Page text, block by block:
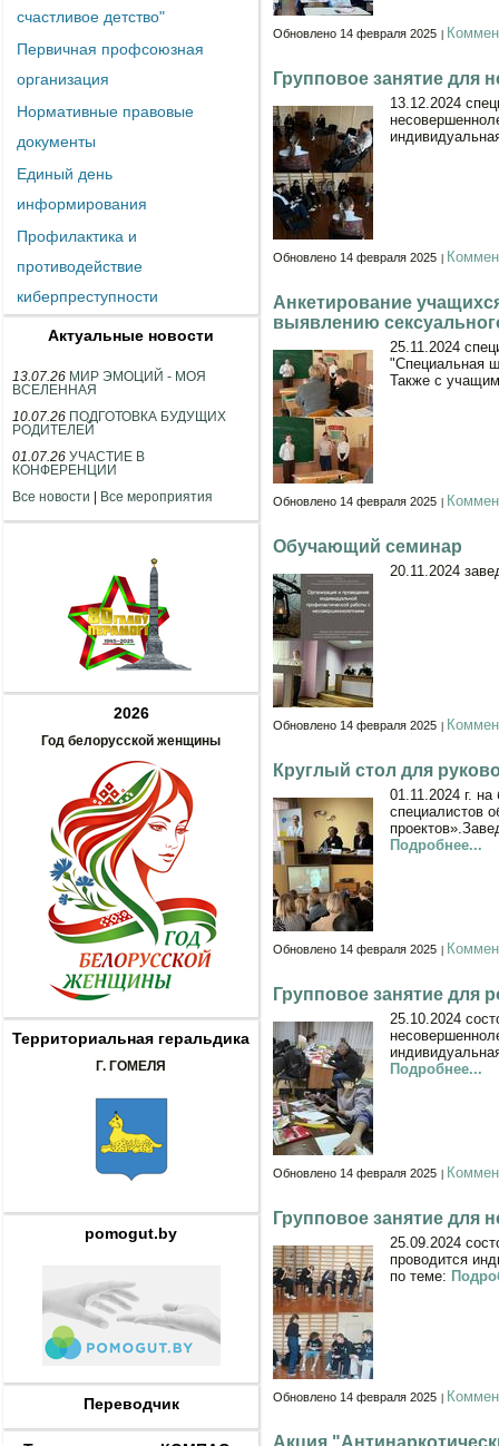
счастливое детство"
Первичная профсоюзная
организация
Нормативные правовые
документы
Единый день
информирования
Профилактика и
противодействие
киберпреступности
Актуальные новости
13.07.26 МИР ЭМОЦИЙ - МОЯ
ВСЕЛЕННАЯ
10.07.26 ПОДГОТОВКА БУДУЩИХ
РОДИТЕЛЕЙ
01.07.26 УЧАСТИЕ В
КОНФЕРЕНЦИИ
Все новости
Все мероприятия
2026
Год белорусской женщины
Территориальная геральдика
Г. ГОМЕЛЯ
pomogut.by
Переводчик
Обновлено 14 февраля 2025
Групповое занятие для
13.12.2024
Обновлено 14 февраля 2025
Анкетирование
выявлению
25.11.2024
"Специальная
Также с
Обновлено 14 февраля 2025
Обучающий семинар
20.11.2024
Обновлено 14 февраля 2025
Круглый стол для
01.11.2024 г.
специалистов
Подробнее...
Обновлено 14 февраля 2025
Групповое занятие для
25.10.2024
Подробнее...
Обновлено 14 февраля 2025
Групповое занятие для
25.09.2024
проводится
по теме:
Обновлено 14 февраля 2025
Акция